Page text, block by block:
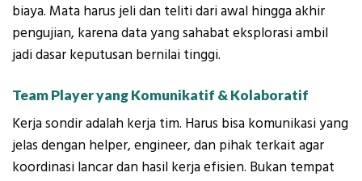
biaya. Mata harus jeli dan teliti dari awal hingga akhir
pengujian, karena data yang sahabat eksplorasi ambil
jadi dasar keputusan bernilai tinggi.
Team Player yang Komunikatif & Kolaboratif
Kerja sondir adalah kerja tim. Harus bisa komunikasi yang
jelas dengan helper, engineer, dan pihak terkait agar
koordinasi lancar dan hasil kerja efisien. Bukan tempat